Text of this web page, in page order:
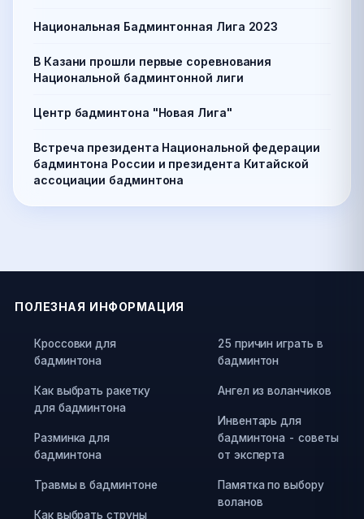
Национальная Бадминтонная Лига 2023
В Казани прошли первые соревнования
Национальной бадминтонной лиги
Центр бадминтона "Новая Лига"
Встреча президента Национальной федерации
бадминтона России и президента Китайской
ассоциации бадминтона
ПОЛЕЗНАЯ ИНФОРМАЦИЯ
Кроссовки для
бадминтона
Как выбрать ракетку
для бадминтона
Разминка для
бадминтона
Травмы в бадминтоне
Как выбрать струны
25 причин играть в
бадминтон
Ангел из воланчиков
Инвентарь для
бадминтона - советы
от эксперта
Памятка по выбору
воланов